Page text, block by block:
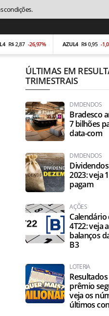
2,87 -26,97% AZUL4 R$ 0,95 -1,04%
ÚLTIMAS EM
TRIMESTRAIS
DIVIDENDOS
Bradesco
7 bilhões
data-com
DIVIDENDOS
2023: veja
pagam
AÇÕES
4T22: veja
balanços
B3
LOTERIA
prêmio
veja os
últimos
condições.